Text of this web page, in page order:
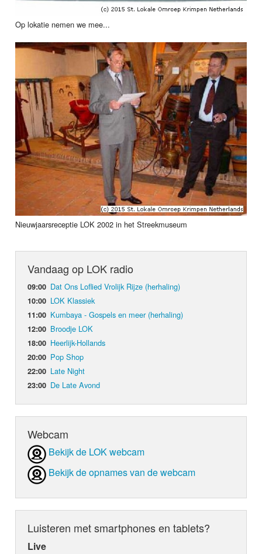
Op lokatie nemen we mee...
Nieuwjaarsreceptie LOK 2002 in het Streekmuseum
Vandaag op LOK radio
09:00 Dat Ons Loflied Vrolijk Rijze (herhaling)
10:00 LOK Klassiek
11:00 Kumbaya - Gospels en meer (herhaling)
12:00 Broodje LOK
18:00 Heerlijk-Hollands
20:00 Pop Shop
22:00 Late Night
23:00 De Late Avond
Webcam
Bekijk de LOK webcam
Bekijk de opnames van de webcam
Luisteren met smartphones en tablets?
Live